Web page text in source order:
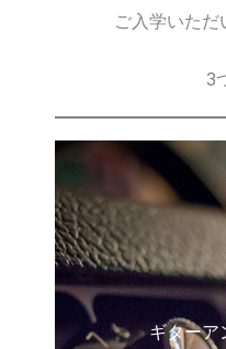
ご入学いただ
3
ギターア